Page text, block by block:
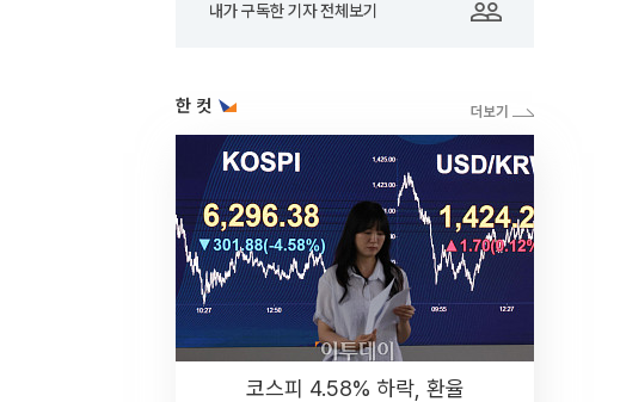
내가 구독한 기자 전체보기
한 컷
코스피 4.58% 하락, 환율